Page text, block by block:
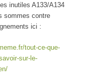
inutiles A133/A134
sommes contre
ici :
tout-ce-que-
sur-le-